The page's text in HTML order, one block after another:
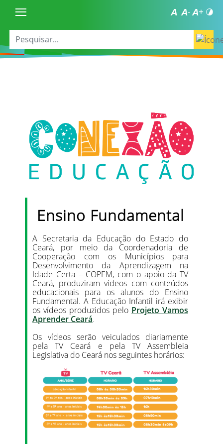
Ensino Fundamental
A Secretaria da Educação do Estado do
Ceará, por meio da Coordenadoria de
Cooperação com os Municípios para
Desenvolvimento da Aprendizagem na
Idade Certa – COPEM, com o apoio da TV
Ceará, produziram vídeos com conteúdos
educacionais para os alunos do Ensino
Fundamental. A Educação Infantil irá exibir
os vídeos produzidos pelo Projeto Vamos
Aprender Ceará.
Os vídeos serão veiculados diariamente
pela TV Ceará e pela TV Assembleia
Legislativa do Ceará nos seguintes horários: